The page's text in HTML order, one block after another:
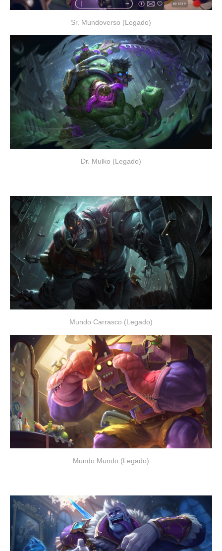
Sr. Mundoverso (Legado)
Dr. Mulko (Legado)
Mundo Carrasco (Legado)
Mundo Mundo (Legado)